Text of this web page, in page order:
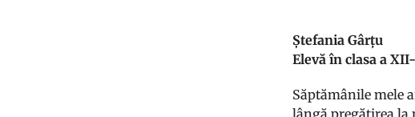
Ștefania Gârțu
Elevă în clasa a
Săptămânile mele
lângă pregătirea la